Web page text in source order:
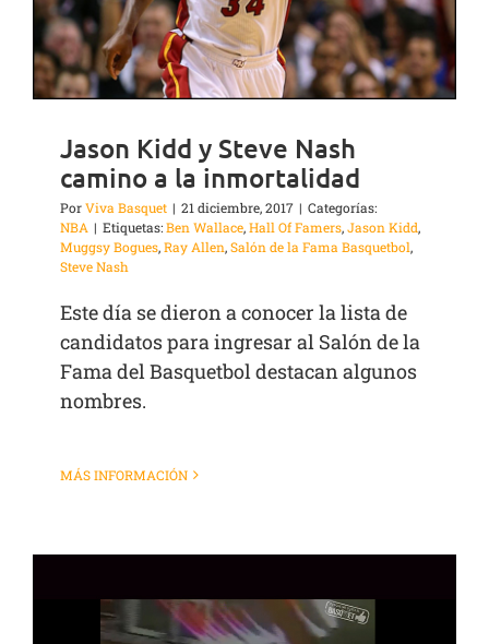
Jason Kidd y Steve Nash
camino a la inmortalidad
PorViva Basquet | 21 diciembre, 2017 | Categorías:
NBA | Etiquetas:Ben Wallace,Hall Of Famers,Jason Kidd,
Muggsy Bogues,Ray Allen,Salón de la Fama Basquetbol,
Steve Nash
Este día se dieron a conocer la lista de
candidatos para ingresar al Salón de la
Fama del Basquetbol destacan algunos
nombres.
MÁS INFORMACIÓN